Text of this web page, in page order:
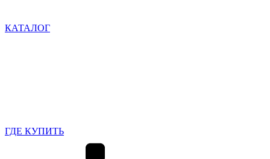
КАТАЛОГ
ГДЕ КУПИТЬ